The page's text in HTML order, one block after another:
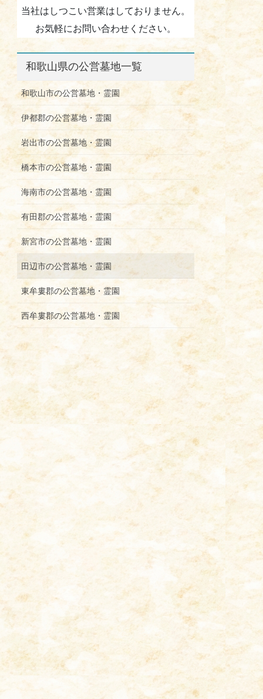
当社はしつこい営業はしておりません。
お気軽にお問い合わせください。
和歌山県の公営墓地一覧
和歌山市の公営墓地・霊園
伊都郡の公営墓地・霊園
岩出市の公営墓地・霊園
橋本市の公営墓地・霊園
海南市の公営墓地・霊園
有田郡の公営墓地・霊園
新宮市の公営墓地・霊園
田辺市の公営墓地・霊園
東牟婁郡の公営墓地・霊園
西牟婁郡の公営墓地・霊園